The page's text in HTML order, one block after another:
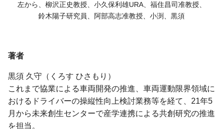
左から、 柳沢正史教授、 小久保利雄URA、 福住昌司准教授、
鈴木陽子研究員、
阿部高志准教授、 小渕、 黒須
著者
黒須 久守（くろす ひさもり）
これまで協業による車両開発の推進、車両運動限界領域に
おけるドライバーの操縦性向上検討業務等を経て、21年5
月から未来創生センターで産学連携による共創研究の推進
を担当。